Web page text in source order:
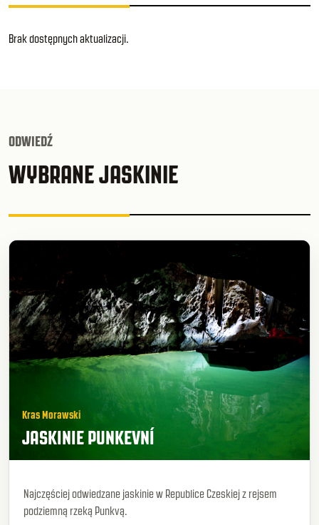
Brak dostępnych aktualizacji.
ODWIEDŹ
WYBRANE JASKINIE
Kras Morawski
JASKINIE PUNKEVNÍ
Najczęściej odwiedzane jaskinie w Republice Czeskiej z rejsem
podziemną rzeką Punkvą.